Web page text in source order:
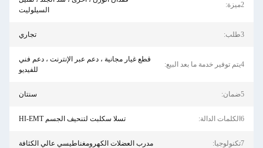
2ميزة:
السيلوليت
3طلب: تجاري
4يتم توفير خدمة ما بعد البيع:
قطع غيار مجانية ، دعم عبر الإنترنت ، دعم فني
للفيديو
5ضمان: سنتان
6الكلمات الدالة: تسلا سكلبت لتنحيف الجسم HI-EMT
7تكنولوجيا: مدرب العضلات الكهرومغناطيسي عالي الكثافة